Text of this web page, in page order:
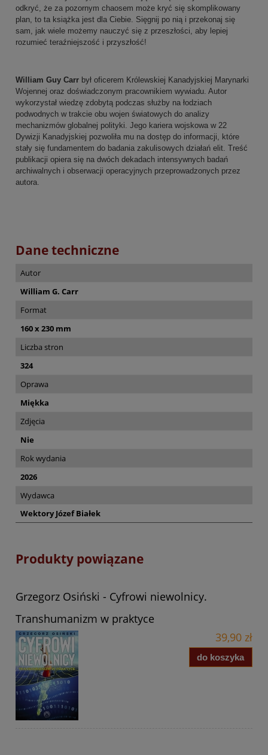
odkryć, że za pozornym chaosem może kryć się skomplikowany
plan, to ta książka jest dla Ciebie. Sięgnij po nią i przekonaj się
sam, jak wiele możemy nauczyć się z przeszłości, aby lepiej
rozumieć teraźniejszość i przyszłość!
William Guy Carr był oficerem Królewskiej Kanadyjskiej Marynarki
Wojennej oraz doświadczonym pracownikiem wywiadu. Autor
wykorzystał wiedzę zdobytą podczas służby na łodziach
podwodnych w trakcie obu wojen światowych do analizy
mechanizmów globalnej polityki. Jego kariera wojskowa w 22
Dywizji Kanadyjskiej pozwoliła mu na dostęp do informacji, które
stały się fundamentem do badania zakulisowych działań elit. Treść
publikacji opiera się na dwóch dekadach intensywnych badań
archiwalnych i obserwacji operacyjnych przeprowadzonych przez
autora.
Dane techniczne
Autor
William G. Carr
Format
160 x 230 mm
Liczba stron
324
Oprawa
Miękka
Zdjęcia
Nie
Rok wydania
2026
Wydawca
Wektory Józef Białek
Produkty powiązane
Grzegorz Osiński - Cyfrowi niewolnicy.
Transhumanizm w praktyce
39,90 zł
do koszyka